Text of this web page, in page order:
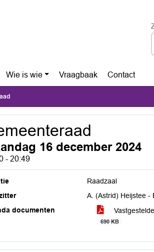
Wie is wie Vraagbaak Contact
16 december 2024
- 20:49
Raadzaal
A. (Astrid) Heijstee -
documenten
690 KB